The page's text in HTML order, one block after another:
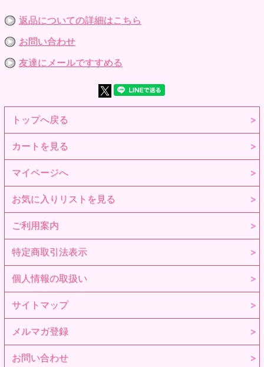
※本体の塗装は強い摩擦でとれる場合があります。お取り扱
いにご注意下さい。
ります。
なお子様には絶対に与えないで下さい。
※商品到着後、すぐに中身をご確認下さい。
発売時期 2024年3月発売予定
品番 1924031
JAN 4571239255098
商品名 六分の一男子図鑑 B2403 エイト
内容 エイト本体。
髪色 リアルブラック×ホワイト
瞳色 ラベンダー
全高 約28cm
素体 PW-28BODY（ペットワークスオリジナル）
製作国 MADE IN JAPAN（ボディは中国製です）
ヘッド・素体原型 澤田啓介（澤田工房）
※参考画像です。
返品についての詳細はこちら
お問い合わせ
友達にメールですすめる
トップへ戻る
カートを見る
マイページへ
お気に入りリストを見る
ご利用案内
特定商取引法表示
個人情報の取扱い
サイトマップ
メルマガ登録
お問い合わせ